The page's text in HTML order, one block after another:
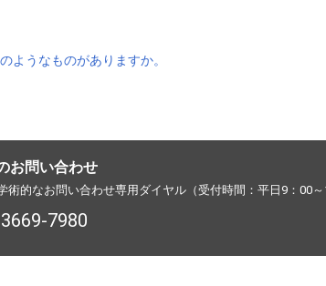
ようなものがありますか。
お問い合わせ
術的なお問い合わせ専用ダイヤル（受付時間：平日9：00～
7980